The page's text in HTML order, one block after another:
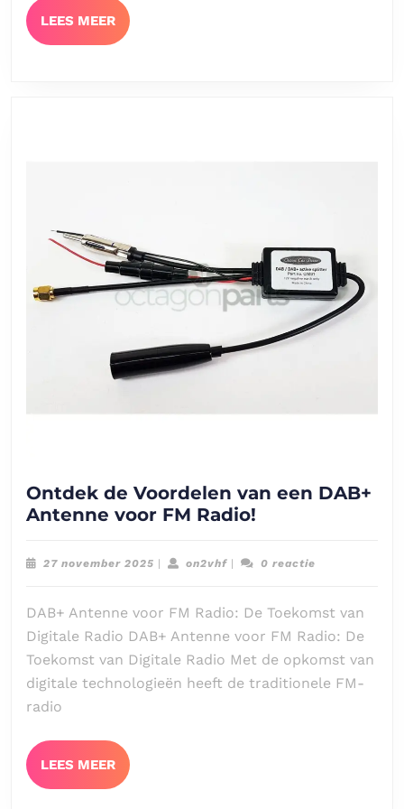
LEES MEERLEES
MEER
Ontdek de Voordelen van een DAB+
Antenne voor FM Radio!
Voordelen
DAB+
Antenne
voor
FM
27 november 2025 27
on2vhfon2vhf0 reactie
DAB+ Antenne voor FM Radio: De Toekomst van
Digitale Radio DAB+ Antenne voor FM Radio: De
Toekomst van Digitale Radio Met de opkomst van
digitale technologieën heeft de traditionele FM-
radio
LEES MEERLEES
MEER